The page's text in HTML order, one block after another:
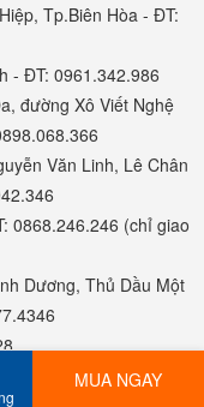
Tp.Biên Hòa - ĐT:
- ĐT: 0961.342.986
đường Xô Viết Nghệ
Văn Linh, Lê Chân
0868.246.246 (chỉ giao
Dương, Thủ Dầu Một
MUA NGAY